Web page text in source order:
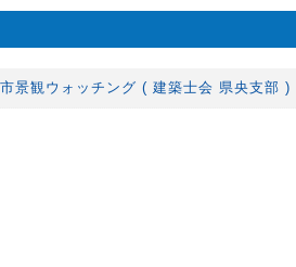
景観ウォッチング ( 建築士会 県央支部 )